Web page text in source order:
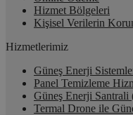
Hizmet Bölgeleri
Kişisel Verilerin
Hizmetlerimiz
Güneş Enerji
Panel Temizleme
Güneş Enerji Santrali
Termal Drone ile